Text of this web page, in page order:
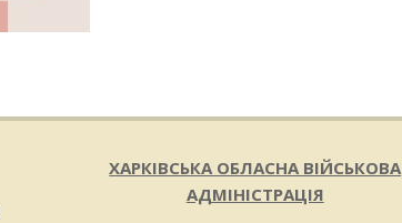
ХАРКІВСЬКА ОБЛАСНА ВІЙСЬКОВА
АДМІНІСТРАЦІЯ